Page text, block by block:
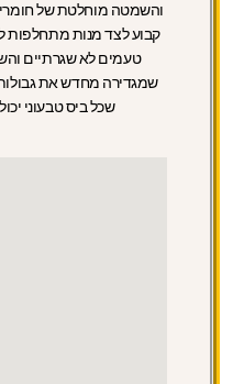
והשמטה מוחלטת של
קבוע לצד מנות מתחלפות
טעמים לא שגרתיים
שמגדירה מחדש את
שכל ביס טבעוני